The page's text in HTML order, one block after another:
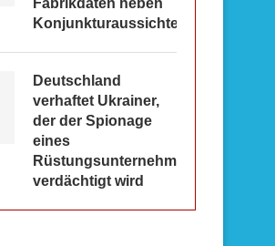
Konjunkturaussichten
Deutschland
verhaftet Ukrainer,
der der Spionage
eines
Rüstungsunternehmens
verdächtigt wird